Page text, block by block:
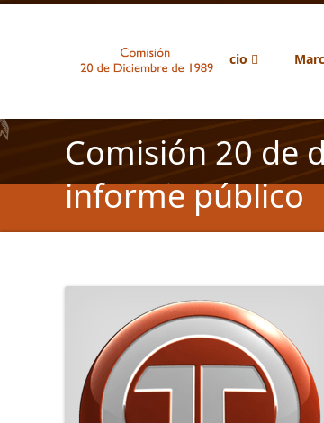
Inicio
Comisión 20 de
informe público